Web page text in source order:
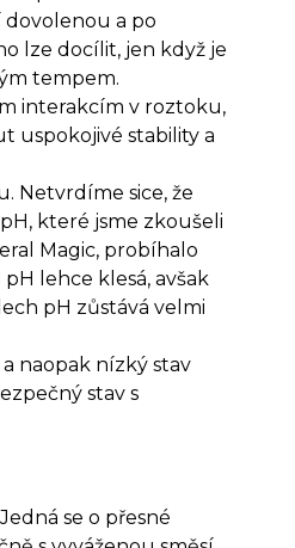
a po
lze docílit, jen když je
tempem.
interakcím v roztoku,
uspokojivé stability a
Netvrdíme sice, že
které jsme zkoušeli
Magic, probíhalo
lehce klesá, avšak
pH zůstává velmi
naopak nízký stav
stav s
se o přesné